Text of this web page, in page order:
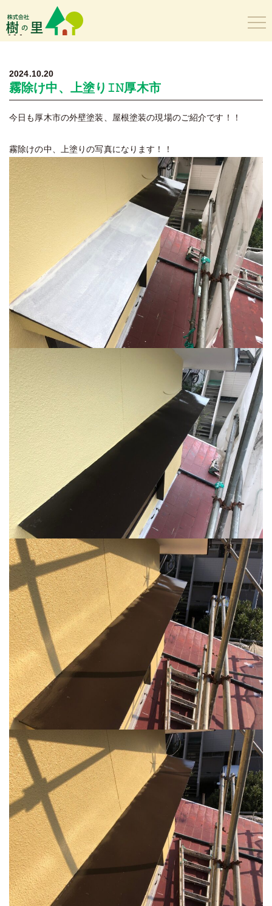
樹の里
2024.10.20
霧除け中、上塗り𝙸𝙽厚木市
今日も厚木市の外壁塗装、屋根塗装の現場のご紹介です！！
霧除けの中、上塗りの写真になります！！